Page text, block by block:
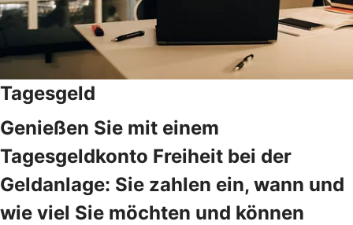
Tagesgeld
Genießen Sie mit einem
Tagesgeldkonto Freiheit bei der
Geldanlage: Sie zahlen ein, wann und
wie viel Sie möchten und können